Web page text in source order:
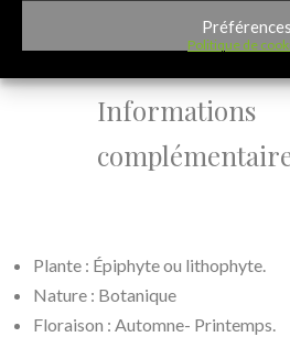
Préférences
Politique de
Description
Informations
Plante : Épiphyte ou lithophyte.
Nature : Botanique
Floraison : Automne- Printemps.